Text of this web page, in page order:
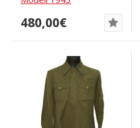
480,00€